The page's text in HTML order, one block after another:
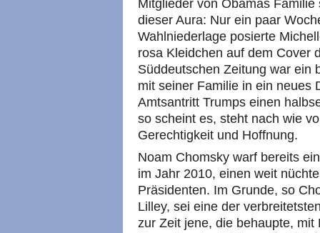
Mitglieder von Obamas
dieser Aura: Nur ein paar
Wahlniederlage posierte
rosa Kleidchen auf dem Cover
Süddeutschen Zeitung war ein
mit seiner Familie in ein neues
Amtsantritt Trumps einen
so scheint es, steht nach wie
Gerechtigkeit und Hoffnung.
Noam Chomsky warf bereits
im Jahr 2010, einen weit
Präsidenten. Im Grunde, so
Lilley, sei eine der
zur Zeit jene, die behaupte,